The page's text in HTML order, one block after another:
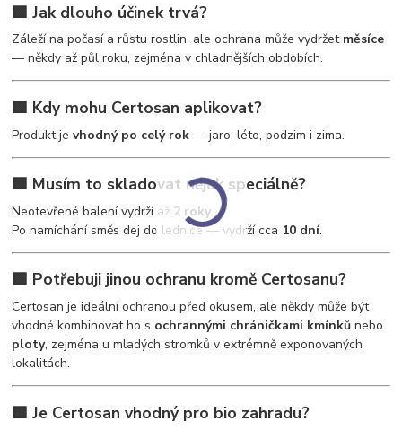
🟩 Jak dlouho účinek trvá?
Záleží na počasí a růstu rostlin, ale ochrana může vydržet měsíce
— někdy až půl roku, zejména v chladnějších obdobích.
🟩 Kdy mohu Certosan aplikovat?
Produkt jevhodný po celý rok — jaro, léto, podzim i zima.
🟩 Musím to skladovat nějak speciálně?
Neotevřené balení vydrží až 2 roky.
Po namíchání směs dej do lednice — vydrží cca 10 dní.
🟩 Potřebuji jinou ochranu kromě Certosanu?
Certosan je ideální ochranou před okusem, ale někdy může být
vhodné kombinovat ho s ochrannými chráničkami kmínků nebo
ploty, zejména u mladých stromků v extrémně exponovaných
lokalitách.
🟩 Je Certosan vhodný pro bio zahradu?